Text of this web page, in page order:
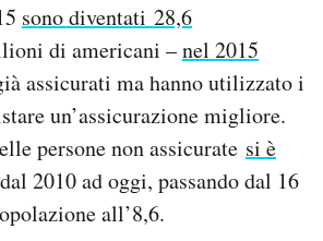
sono diventati 28,6
di americani –nel 2015
assicurati ma hanno utilizzato i
un’assicurazione migliore.
persone non assicurate si è
dal 2010 ad oggi, passando dal 16
all’8,6.